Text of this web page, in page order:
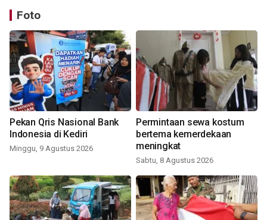
Foto
Pekan Qris Nasional Bank
Indonesia di Kediri
Minggu, 9 Agustus 2026
Permintaan sewa kostum
bertema kemerdekaan
meningkat
Sabtu, 8 Agustus 2026